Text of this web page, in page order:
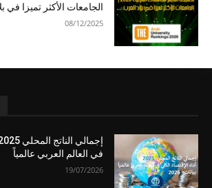
الجامعات الأكثر تميزا في
08/12/2025
في العالم العربي عالمياً
19/07/2026